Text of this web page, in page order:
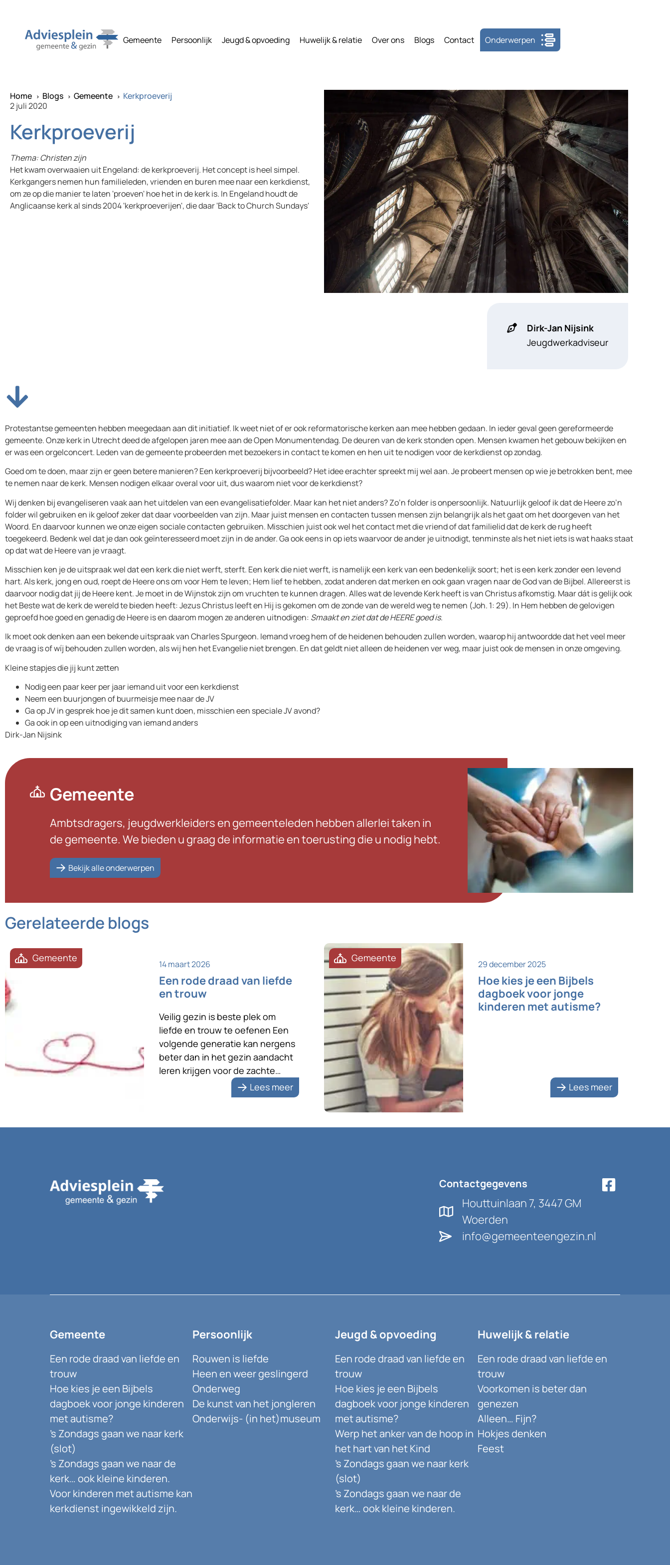
Gemeente Persoonlijk Jeugd & opvoeding Huwelijk & relatie Over ons Blogs Contact Onderwerpen
Home ^ Blogs ^ Gemeente ^
Kerkproeverij
2 juli 2020
Kerkproeverij
Thema: Christen zijn
Het kwam overwaaien uit Engeland: de kerkproeverij. Het concept is heel simpel.
Kerkgangers nemen hun familieleden, vrienden en buren mee naar een kerkdienst,
om ze op die manier te laten 'proeven' hoe het in de kerk is. In Engeland houdt de
Anglicaanse kerk al sinds 2004 'kerkproeverijen', die daar 'Back to Church Sundays'
Dirk-Jan Nijsink
Jeugdwerkadviseur
Protestantse gemeenten hebben meegedaan aan dit initiatief. Ik weet niet of er ook reformatorische kerken aan mee hebben gedaan. In ieder geval geen gereformeerde
gemeente. Onze kerk in Utrecht deed de afgelopen jaren mee aan de Open Monumentendag. De deuren van de kerk stonden open. Mensen kwamen het gebouw bekijken en
er was een orgelconcert. Leden van de gemeente probeerden met bezoekers in contact te komen en hen uit te nodigen voor de kerkdienst op zondag.
Goed om te doen, maar zijn er geen betere manieren? Een kerkproeverij bijvoorbeeld? Het idee erachter spreekt mij wel aan. Je probeert mensen op wie je betrokken bent, mee
te nemen naar de kerk. Mensen nodigen elkaar overal voor uit, dus waarom niet voor de kerkdienst?
Wij denken bij evangeliseren vaak aan het uitdelen van een evangelisatiefolder. Maar kan het niet anders? Zo’n folder is onpersoonlijk. Natuurlijk geloof ik dat de Heere zo’n
folder wil gebruiken en ik geloof zeker dat daar voorbeelden van zijn. Maar juist mensen en contacten tussen mensen zijn belangrijk als het gaat om het doorgeven van het
Woord. En daarvoor kunnen we onze eigen sociale contacten gebruiken. Misschien juist ook wel het contact met die vriend of dat familielid dat de kerk de rug heeft
toegekeerd. Bedenk wel dat je dan ook geïnteresseerd moet zijn in de ander. Ga ook eens in op iets waarvoor de ander je uitnodigt, tenminste als het niet iets is wat haaks staat
op dat wat de Heere van je vraagt.
Misschien ken je de uitspraak wel dat een kerk die niet werft, sterft. Een kerk die niet werft, is namelijk een kerk van een bedenkelijk soort; het is een kerk zonder een levend
hart. Als kerk, jong en oud, roept de Heere ons om voor Hem te leven; Hem lief te hebben, zodat anderen dat merken en ook gaan vragen naar de God van de Bijbel. Allereerst is
daarvoor nodig dat jij de Heere kent. Je moet in de Wijnstok zijn om vruchten te kunnen dragen. Alles wat de levende Kerk heeft is van Christus afkomstig. Maar dát is gelijk ook
het Beste wat de kerk de wereld te bieden heeft: Jezus Christus leeft en Hij is gekomen om de zonde van de wereld weg te nemen (Joh. 1: 29). In Hem hebben de gelovigen
geproefd hoe goed en genadig de Heere is en daarom mogen ze anderen uitnodigen: Smaakt en ziet dat de HEERE goed is.
Ik moet ook denken aan een bekende uitspraak van Charles Spurgeon. Iemand vroeg hem of de heidenen behouden zullen worden, waarop hij antwoordde dat het veel meer
de vraag is of wíj behouden zullen worden, als wij hen het Evangelie niet brengen. En dat geldt niet alleen de heidenen ver weg, maar juist ook de mensen in onze omgeving.
Kleine stapjes die jij kunt zetten
Nodig een paar keer per jaar iemand uit voor een kerkdienst
Neem een buurjongen of buurmeisje mee naar de JV
Ga op JV in gesprek hoe je dit samen kunt doen, misschien een speciale JV avond?
Ga ook in op een uitnodiging van iemand anders
Dirk-Jan Nijsink
Gemeente
Ambtsdragers, jeugdwerkleiders en gemeenteleden hebben allerlei taken in
de gemeente. We bieden u graag de informatie en toerusting die u nodig hebt.
Bekijk alle onderwerpen
Gerelateerde blogs
Gemeente
14 maart 2026
Een rode draad van liefde
en trouw
Veilig gezin is beste plek om
liefde en trouw te oefenen Een
volgende generatie kan nergens
beter dan in het gezin aandacht
leren krijgen voor de zachte
krachten liefde en trouw. Op de
foto staan ze liefdevol naar elkaar
Lees meer
Gemeente
29 december 2025
Hoe kies je een Bijbels
dagboek voor jonge
kinderen met autisme?
Lees meer
Contactgegevens
Houttuinlaan 7, 3447 GM
Woerden
info@gemeenteengezin.nl
Gemeente
Een rode draad van liefde en
trouw
Hoe kies je een Bijbels
dagboek voor jonge kinderen
met autisme?
’s Zondags gaan we naar kerk
(slot)
’s Zondags gaan we naar de
kerk… ook kleine kinderen.
Voor kinderen met autisme kan
kerkdienst ingewikkeld zijn.
Persoonlijk
Rouwen is liefde
Heen en weer geslingerd
Onderweg
De kunst van het jongleren
Onderwijs- (in het)museum
Jeugd & opvoeding
Een rode draad van liefde en
trouw
Hoe kies je een Bijbels
dagboek voor jonge kinderen
met autisme?
Werp het anker van de hoop in
het hart van het Kind
’s Zondags gaan we naar kerk
(slot)
’s Zondags gaan we naar de
kerk… ook kleine kinderen.
Huwelijk & relatie
Een rode draad van liefde en
trouw
Voorkomen is beter dan
genezen
Alleen… Fijn?
Hokjes denken
Feest